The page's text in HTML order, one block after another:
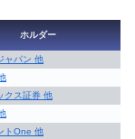
ホルダー
ャパン 他
クス証券 他
トOne 他